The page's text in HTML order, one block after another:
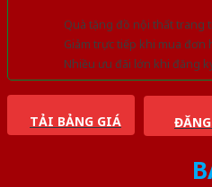
Quà tặng đồ nội thất trang
Giảm trực tiếp khi mua đơn
Nhiều ưu đãi lớn khi đăng
TẢI BẢNG GIÁ